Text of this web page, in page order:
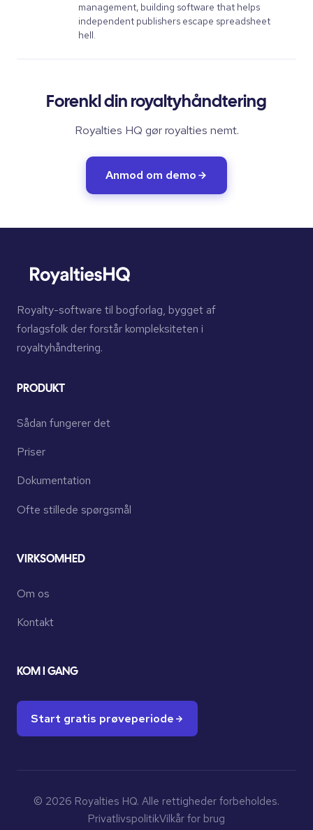
management, building software that helps
independent publishers escape spreadsheet
hell.
Forenkl din royaltyhåndtering
Royalties HQ gør royalties nemt.
Anmod om demo
Royalty-software til bogforlag, bygget af
forlagsfolk der forstår kompleksiteten i
royaltyhåndtering.
PRODUKT
Sådan fungerer det
Priser
Dokumentation
Ofte stillede spørgsmål
VIRKSOMHED
Om os
Kontakt
KOM I GANG
Start gratis prøveperiode
© 2026 Royalties HQ. Alle rettigheder forbeholdes.
PrivatlivspolitikVilkår for brug